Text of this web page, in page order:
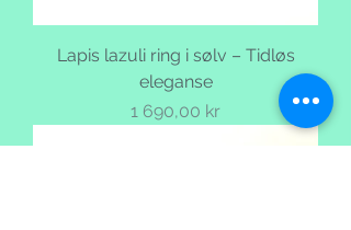
Lapis lazuli ring i sølv – Tidløs
eleganse
Pris
1 690,00 kr